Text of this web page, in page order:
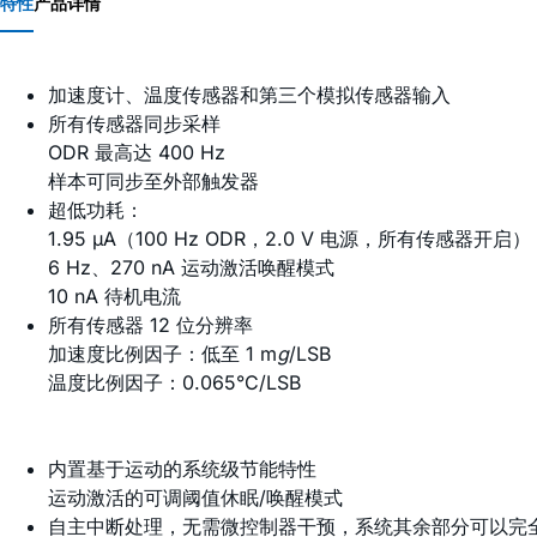
加速度计、温度传感器和第三个模拟传感器输入
所有传感器同步采样
ODR 最高达 400 Hz
样本可同步至外部触发器
超低功耗：
1.95 µA（100 Hz ODR，2.0 V 电源，所有传感器开启）
6 Hz、270 nA 运动激活唤醒模式
10 nA 待机电流
所有传感器 12 位分辨率
加速度比例因子：低至 1 mg/LSB
温度比例因子：0.065°C/LSB
内置基于运动的系统级节能特性
运动激活的可调阈值休眠/唤醒模式
自主中断处理，无需微控制器干预，系统其余部分可以完